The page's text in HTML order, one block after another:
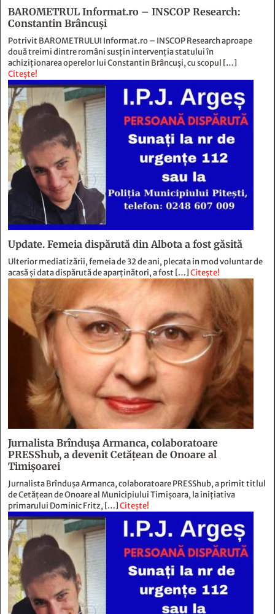
două treimi dintre români susțin intervenția statului în
achiziționarea operelor lui Constantin Brâncuși, cu scopul […]
Update. Femeia dispărută din Albota a fost găsită
Ulterior mediatizării, femeia de 32 de ani, plecata in mod voluntar de
acasă și data dispărută de aparținători, a fost […]Citește!
Jurnalista Brîndușa Armanca, colaboratoare
PRESShub, a devenit Cetățean de Onoare al
Jurnalista Brîndușa Armanca, colaboratoare PRESShub, a primit titlul
de Cetățean de Onoare al Municipiului Timișoara, la inițiativa
primarului Dominic Fritz, […]
Citește!